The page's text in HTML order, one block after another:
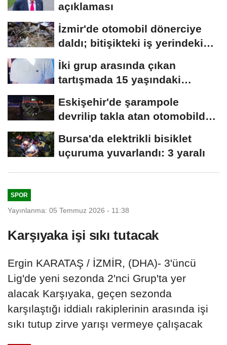
açıklaması
İzmir'de otomobil dönerciye
daldı; bitişikteki iş yerindeki
binlerce...
İki grup arasında çıkan
tartışmada 15 yaşındaki
Eskişehir'de şarampole
devrilip takla atan otomobilde
Bursa'da elektrikli bisiklet
uçuruma yuvarlandı: 3 yaralı
SPOR
Yayınlanma: 05 Temmuz 2026 - 11:38
Karşıyaka işi sıkı tutacak
Ergin KARATAŞ / İZMİR, (DHA)- 3'üncü
Lig'de yeni sezonda 2'nci Grup'ta yer
alacak Karşıyaka, geçen sezonda
karşılaştığı iddialı rakiplerinin arasında işi
sıkı tutup zirve yarışı vermeye çalışacak